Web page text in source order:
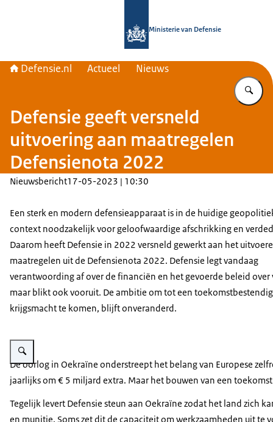
Ministerie van Defensie
Defensie.nl Actueel Nieuws
Defensie geeft versneld
uitvoering aan maatregelen
Defensienota 2022
Nieuwsbericht17-05-2023 | 10:30
Een sterk en modern defensieapparaat is in de huidige
context noodzakelijk voor geloofwaardige afschrikking en
Daarom heeft Defensie in 2022 versneld gewerkt aan het
maatregelen uit de Defensienota 2022. Defensie legt vandaag
verantwoording af over de financiën en het gevoerde beleid over
maar blikt ook vooruit. De ambitie om tot een
krijgsmacht te komen, blijft onveranderd.
Vergroot afbeelding Detail voordeur Plein 4.
De oorlog in Oekraïne onderstreept het belang van Europese
jaarlijks om € 5 miljard extra. Maar het bouwen van een
Tegelijk levert Defensie steun aan Oekraïne zodat het land zich
en munitie. Soms zet dit de capaciteit om werkzaamheden uit te